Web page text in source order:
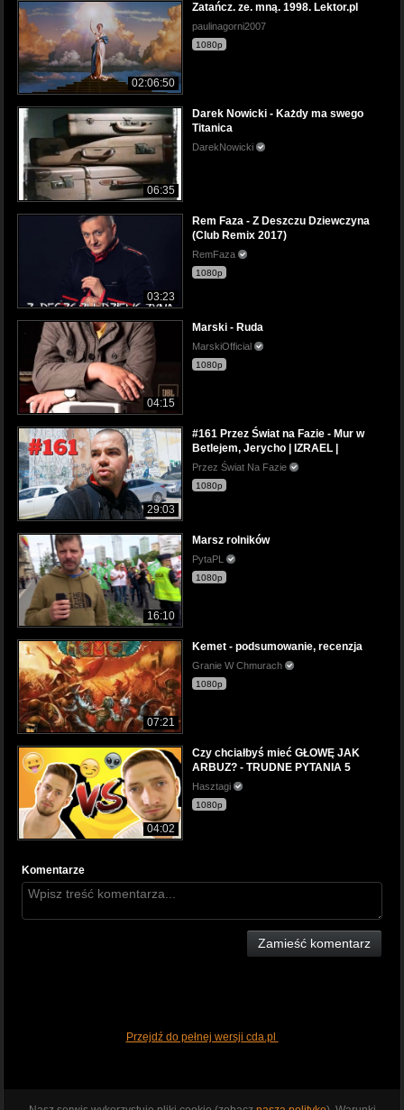
02:06:50
Zatańcz. ze. mną. 1998. Lektor.pl
paulinagorni2007
1080p
06:35
Darek Nowicki - Każdy ma swego
Titanica
DarekNowicki
03:23
Rem Faza - Z Deszczu Dziewczyna
(Club Remix 2017)
RemFaza
1080p
04:15
Marski - Ruda
MarskiOfficial
1080p
29:03
#161 Przez Świat na Fazie - Mur w
Betlejem, Jerycho | IZRAEL |
Przez Świat Na Fazie
1080p
16:10
Marsz rolników
PytaPL
1080p
07:21
Kemet - podsumowanie, recenzja
Granie W Chmurach
1080p
04:02
Czy chciałbyś mieć GŁOWĘ JAK
ARBUZ? - TRUDNE PYTANIA 5
Hasztagi
1080p
Komentarze
Zamieść komentarz
Przejdź do pełnej wersji cda.pl